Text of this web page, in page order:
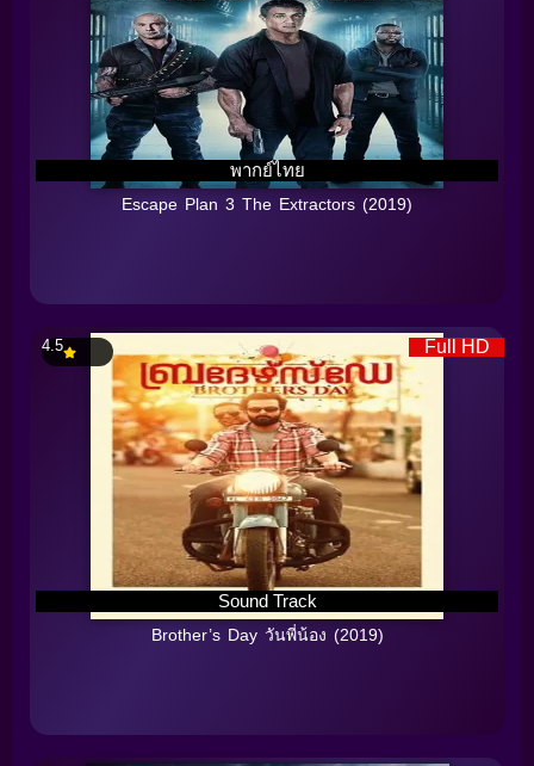
พากย์ไทย
Escape Plan 3 The Extractors (2019)
Full HD
Sound Track
4.5
Brother’s Day วันพี่น้อง (2019)